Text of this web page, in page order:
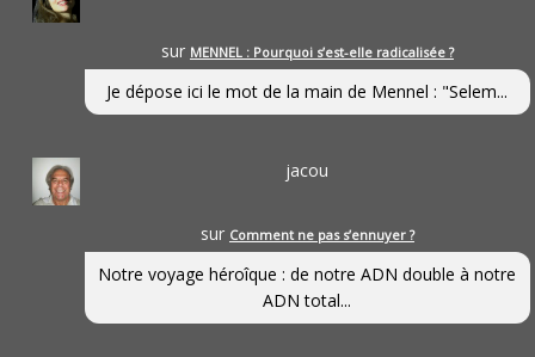
sur MENNEL : Pourquoi s’est-elle radicalisée ?
Je dépose ici le mot de la main de Mennel : "Selem...
jacou
sur Comment ne pas s’ennuyer ?
Notre voyage héroîque : de notre ADN double à notre
ADN total...